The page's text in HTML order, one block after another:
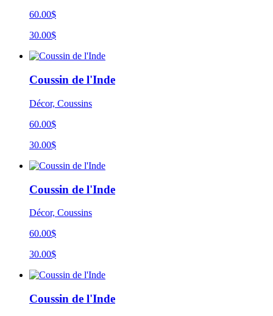
60.00$
30.00$
Coussin de l'Inde
Décor, Coussins
60.00$
30.00$
Coussin de l'Inde
Décor, Coussins
60.00$
30.00$
Coussin de l'Inde